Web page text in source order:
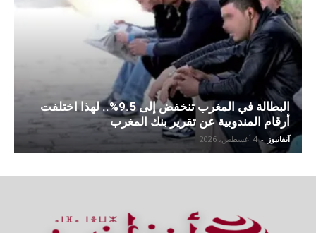
البطالة في المغرب تنخفض إلى 9.5%.. لهذا اختلفت
أرقام المندوبية عن تقرير بنك المغرب
آنفانيوز - 4 أغسطس، 2026